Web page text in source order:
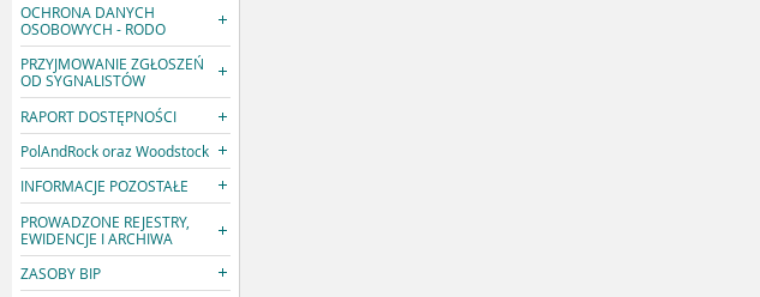
OCHRONA DANYCH
OSOBOWYCH - RODO
PRZYJMOWANIE ZGŁOSZEŃ
OD SYGNALISTÓW
RAPORT DOSTĘPNOŚCI
PolAndRock oraz Woodstock
INFORMACJE POZOSTAŁE
PROWADZONE REJESTRY,
EWIDENCJE I ARCHIWA
ZASOBY BIP